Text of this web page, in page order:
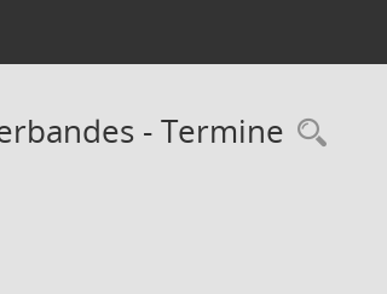
- Termine